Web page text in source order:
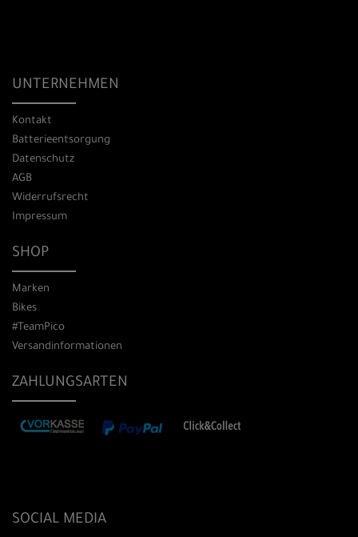
UNTERNEHMEN
Kontakt
Batterieentsorgung
Datenschutz
AGB
Widerrufsrecht
Impressum
SHOP
Marken
Bikes
#TeamPico
Versandinformationen
ZAHLUNGSARTEN
SOCIAL MEDIA